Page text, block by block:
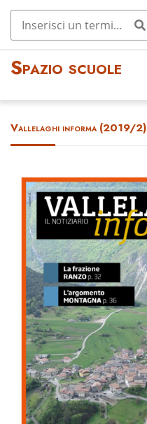
Spazio scuole
Vallelaghi informa (2019/2)